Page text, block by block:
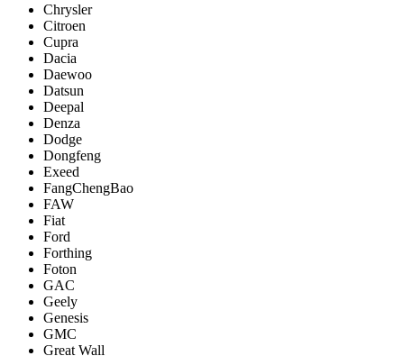
Chrysler
Citroen
Cupra
Dacia
Daewoo
Datsun
Deepal
Denza
Dodge
Dongfeng
Exeed
FangChengBao
FAW
Fiat
Ford
Forthing
Foton
GAC
Geely
Genesis
GMC
Great Wall